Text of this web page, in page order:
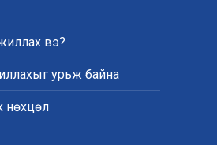
вэ?
урьж байна
нөхцөл